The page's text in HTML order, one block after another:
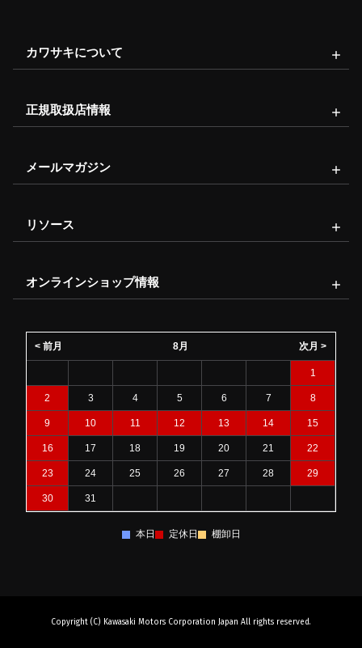
カワサキについて
正規取扱店情報
メールマガジン
リソース
オンラインショップ情報
8月
< 前月 次月 >
1
2 3 4 5 6 7 8
9 10 11 12 13 14 15
16 17 18 19 20 21 22
23 24 25 26 27 28 29
30 31
本日 定休日 棚卸日
Copyright (C) Kawasaki Motors Corporation Japan All rights reserved.